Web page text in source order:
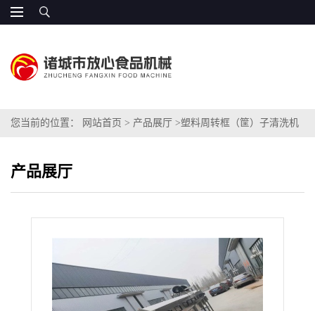
您当前的位置： 网站首页 > 产品展厅 >塑料周转框（筐）子清洗机
产品展厅